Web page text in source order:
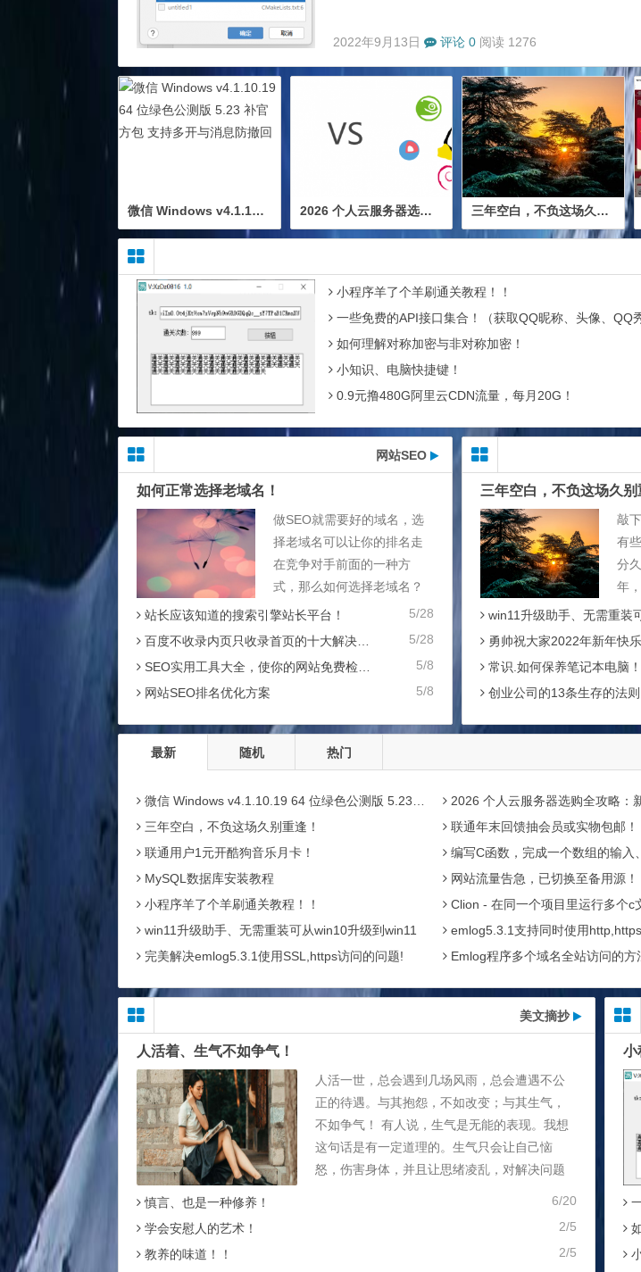
2022年9月13日 评论 0 阅读 1276
微信 Windows v4.1.10.19 64 位绿色公测版 5.23 补官方包 支持多开与消息防撤回 2026 个人云服务器选购全攻略：新手避坑 + 省钱技巧 三年空白，不负这场久别重逢！
小程序羊了个羊刷通关教程！！
一些免费的API接口集合！（获取QQ昵称、头像、QQ
如何理解对称加密与非对称加密！
小知识、电脑快捷键！
0.9元撸480G阿里云CDN流量，每月20G！
网站SEO
如何正常选择老域名！
做SEO就需要好的域名，选
择老域名可以让你的排名走
在竞争对手前面的一种方
式，那么如何选择老域名？
要注意什么？有什么技巧？
今天被使用过多少...
5/28
站长应该知道的搜索引擎站长平台！
5/28
百度不收录内页只收录首页的十大解决方法！
5/8
SEO实用工具大全，使你的网站免费检测推广！
5/8
网站SEO排名优化方案
三年空白，不负这场久别
敲
有
分
年
熟
变
客
win11升级助手、无需重装可从
勇帅祝大家2022年新年快乐
常识.如何保养笔记本电脑！
创业公司的13条生存的法则
最新 随机 热门
微信 Windows v4.1.10.19 64 位绿色公测版 5.23 补官方包 支持多开与消息防撤回
2026 个人云服务器选购全攻略：新手
三年空白，不负这场久别重逢！
联通年末回馈抽会员或实物包邮！
联通用户1元开酷狗音乐月卡！
编写C函数，完成一个数组的输入
MySQL数据库安装教程
网站流量告急，已切换至备用源！
小程序羊了个羊刷通关教程！！
Clion - 在同一个项目里运行多个c
win11升级助手、无需重装可从win10升级到win11
emlog5.3.1支持同时使用
完美解决emlog5.3.1使用SSL,https访问的问题!
Emlog程序多个域名全站访问的方
美文摘抄
人活着、生气不如争气！
人活一世，总会遇到几场风雨，总会遭遇不公
正的待遇。与其抱怨，不如改变；与其生气，
不如争气！ 有人说，生气是无能的表现。我想
这句话是有一定道理的。生气只会让自己恼
怒，伤害身体，并且让思绪凌乱，对解决问题
6/20
慎言、也是一种修养！
2/5
学会安慰人的艺术！
2/5
教养的味道！！
小